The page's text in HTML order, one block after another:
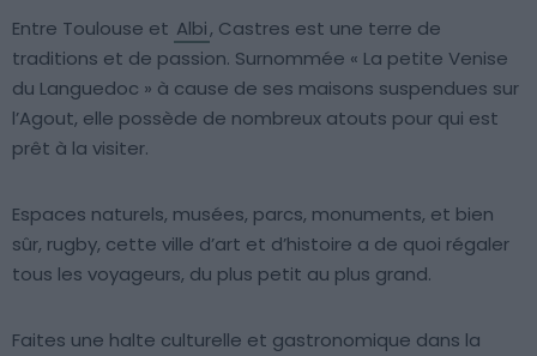
Entre Toulouse et Albi, Castres est une terre de
traditions et de passion. Surnommée « La petite Venise
du Languedoc » à cause de ses maisons suspendues sur
l’Agout, elle possède de nombreux atouts pour qui est
prêt à la visiter.
Espaces naturels, musées, parcs, monuments, et bien
sûr, rugby, cette ville d’art et d’histoire a de quoi régaler
tous les voyageurs, du plus petit au plus grand.
Faites une halte culturelle et gastronomique dans la